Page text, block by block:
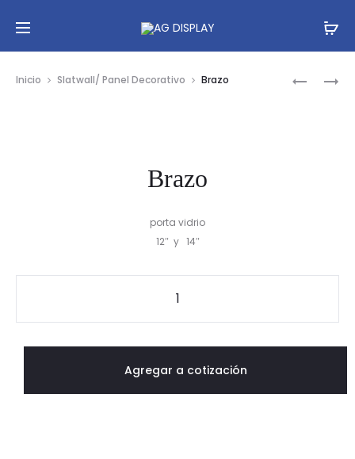
BRAZO
GANCHO
Inicio Slatwall/ Panel Decorativo Brazo
Brazo
porta vidrio
12″ y 14″
Agregar a cotización